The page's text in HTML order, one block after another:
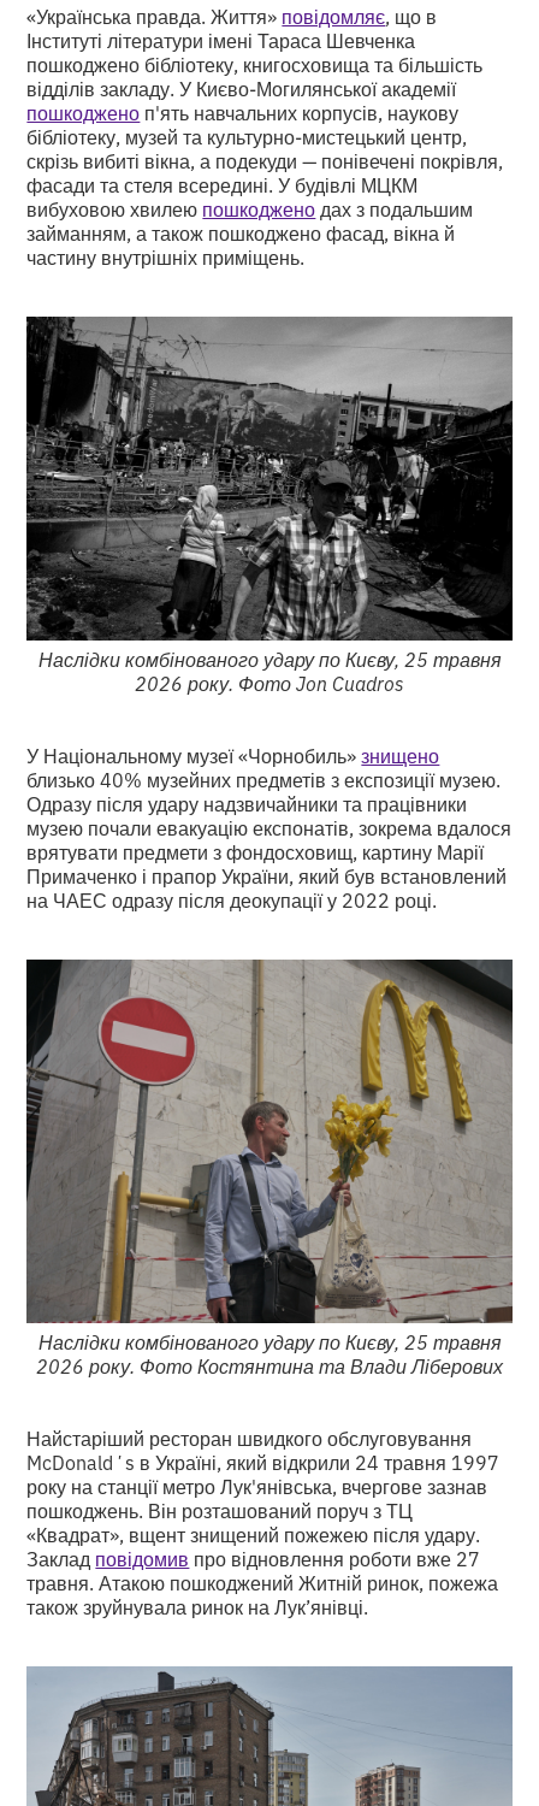
«Українська правда. Життя» повідомляє, що в
Інституті літератури імені Тараса Шевченка
пошкоджено бібліотеку, книгосховища та більшість
відділів закладу. У Києво-Могилянської академії
пошкоджено п'ять навчальних корпусів, наукову
бібліотеку, музей та культурно-мистецький центр,
скрізь вибиті вікна, а подекуди — понівечені покрівля,
фасади та стеля всередині. У будівлі МЦКМ
вибуховою хвилею пошкоджено дах з подальшим
займанням, а також пошкоджено фасад, вікна й
частину внутрішніх приміщень.
Наслідки комбінованого удару по Києву, 25 травня
2026 року. Фото Jon Cuadros
У Національному музеї «Чорнобиль»знищено
близько 40% музейних предметів з експозиції музею.
Одразу після удару надзвичайники та працівники
музею почали евакуацію експонатів, зокрема вдалося
врятувати предмети з фондосховищ, картину Марії
Примаченко і прапор України, який був встановлений
на ЧАЕС одразу після деокупації у 2022 році.
Наслідки комбінованого удару по Києву, 25 травня
2026 року. Фото Костянтина та Влади Ліберових
Найстаріший ресторан швидкого обслуговування
McDonaldʼs в Україні, який відкрили 24 травня 1997
року на станції метро Лук'янівська, вчергове зазнав
пошкоджень. Він розташований поруч з ТЦ
«Квадрат», вщент знищений пожежею після удару.
Заклад повідомив про відновлення роботи вже 27
травня. Атакою пошкоджений Житній ринок, пожежа
також зруйнувала ринок на Лук’янівці.